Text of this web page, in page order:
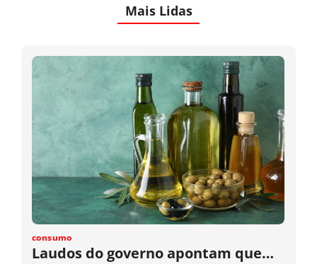
Mais Lidas
consumo
Laudos do governo apontam que…